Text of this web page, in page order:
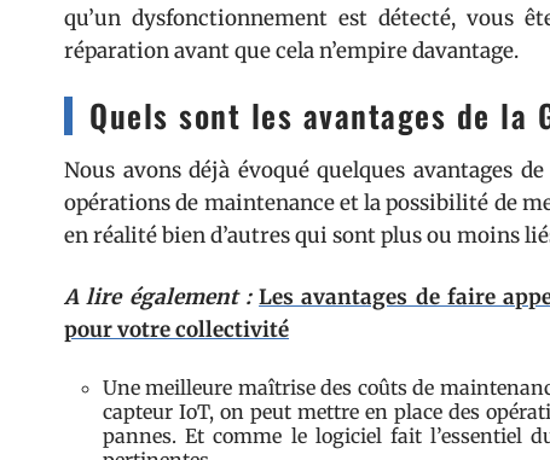
qu’un dysfonctionnement est détecté, vous
réparation avant que cela n’empire davantage.
Quels sont les avantages de la
Nous avons déjà évoqué quelques avantages
opérations de maintenance et la possibilité de
en réalité bien d’autres qui sont plus ou moins
A lire également : Les avantages de faire
pour votre collectivité
Une meilleure maîtrise des coûts de
capteur IoT, on peut mettre en place des
pannes. Et comme le logiciel fait l’essentiel